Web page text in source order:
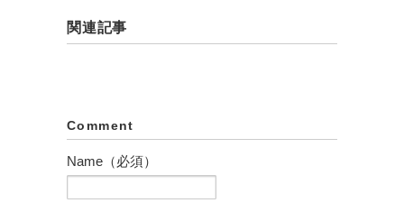
関連記事
Comment
Name（必須）